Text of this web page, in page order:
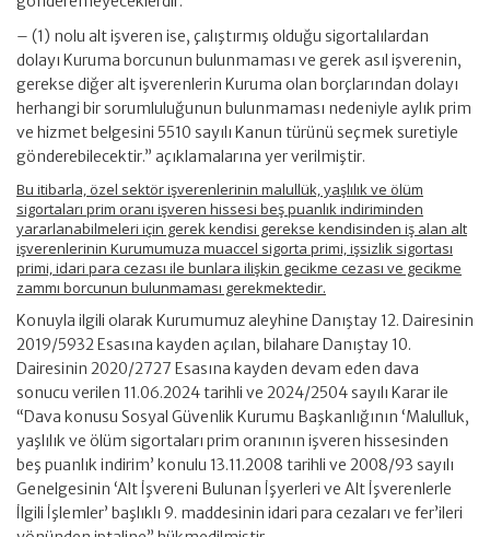
– (1) nolu alt işveren ise, çalıştırmış olduğu sigortalılardan
dolayı Kuruma borcunun bulunmaması ve gerek asıl işverenin,
gerekse diğer alt işverenlerin Kuruma olan borçlarından dolayı
herhangi bir sorumluluğunun bulunmaması nedeniyle aylık prim
ve hizmet belgesini 5510 sayılı Kanun türünü seçmek suretiyle
gönderebilecektir.” açıklamalarına yer verilmiştir.
Bu itibarla, özel sektör işverenlerinin malullük, yaşlılık ve ölüm
sigortaları prim oranı işveren hissesi beş puanlık indiriminden
yararlanabilmeleri için gerek kendisi gerekse kendisinden iş alan alt
işverenlerinin Kurumumuza muaccel sigorta primi, işsizlik sigortası
primi, idari para cezası ile bunlara ilişkin gecikme cezası ve gecikme
zammı borcunun bulunmaması gerekmektedir.
Konuyla ilgili olarak Kurumumuz aleyhine Danıştay 12. Dairesinin
2019/5932 Esasına kayden açılan, bilahare Danıştay 10.
Dairesinin 2020/2727 Esasına kayden devam eden dava
sonucu verilen 11.06.2024 tarihli ve 2024/2504 sayılı Karar ile
“Dava konusu Sosyal Güvenlik Kurumu Başkanlığının ‘Malulluk,
yaşlılık ve ölüm sigortaları prim oranının işveren hissesinden
beş puanlık indirim’ konulu 13.11.2008 tarihli ve 2008/93 sayılı
Genelgesinin ‘Alt İşvereni Bulunan İşyerleri ve Alt İşverenlerle
İlgili İşlemler’ başlıklı 9. maddesinin idari para cezaları ve fer’ileri